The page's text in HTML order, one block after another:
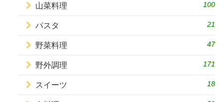
山菜料理 100
パスタ 21
野菜料理 47
野外調理 171
スイーツ 18